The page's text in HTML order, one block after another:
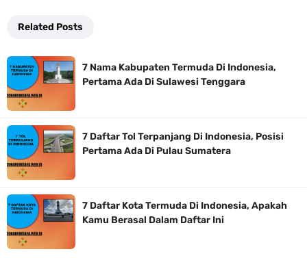
Related Posts
7 Nama Kabupaten Termuda Di Indonesia,
Pertama Ada Di Sulawesi Tenggara
7 Daftar Tol Terpanjang Di Indonesia, Posisi
Pertama Ada Di Pulau Sumatera
7 Daftar Kota Termuda Di Indonesia, Apakah
Kamu Berasal Dalam Daftar Ini